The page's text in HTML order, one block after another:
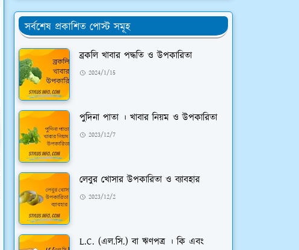
সর্বশেষ প্রকাশিত পোস্ট সমূহ
ব্রকলি খাবার পদ্ধতি ও উপকারিতা
2024/1/15
পুদিনা পাতা । খাবার নিয়ম ও উপকারিতা
2023/12/7
লেবুর খোসার উপকারিতা ও ব্যাবহার
2023/12/2
L.C. (এল.সি.) বা ঋণপত্র । কি এবং